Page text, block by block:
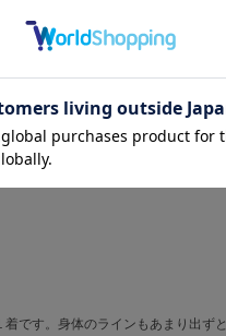
です。身体のラインもあまり出ず